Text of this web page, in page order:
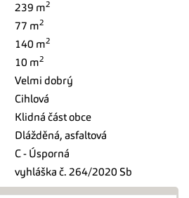
239 m2
77 m2
140 m2
10 m2
Velmi dobrý
Cihlová
Klidná část obce
Dlážděná, asfaltová
C - Úsporná
vyhláška č. 264/2020 Sb